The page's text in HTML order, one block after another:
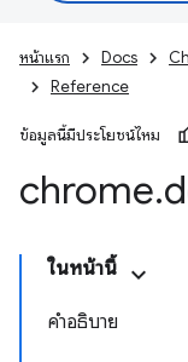
หน้าแรก Docs
Reference
ข้อมูลนี้มีประโยชน์ไหม
chrome.
ในหน้านี้
คำอธิบาย